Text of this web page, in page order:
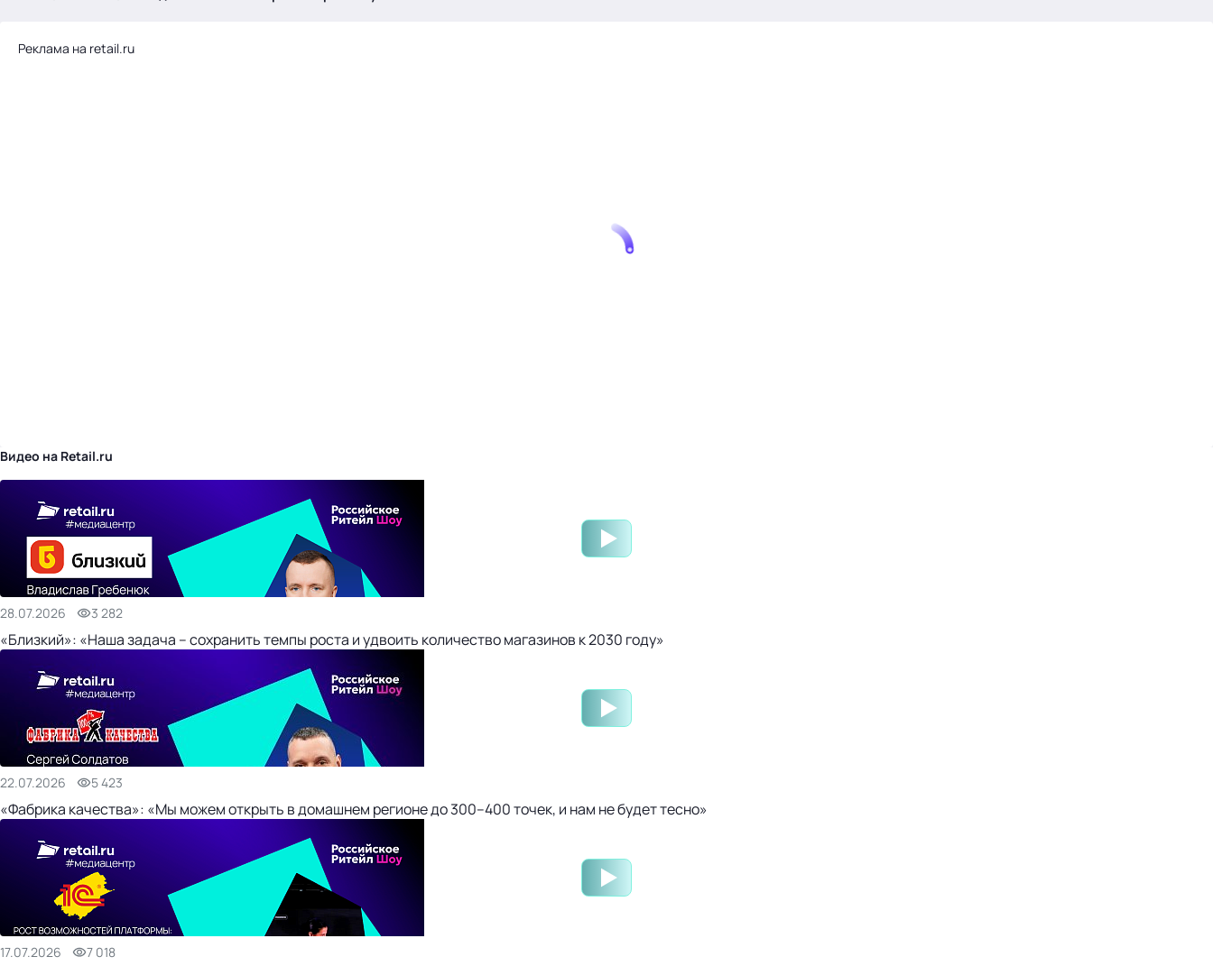
Реклама на retail.ru
Видео на Retail.ru
28.07.2026 3 282
«Близкий»: «Наша задача – сохранить темпы роста и удвоить количество магазинов к 2030 году»
22.07.2026 5 423
«Фабрика качества»: «Мы можем открыть в домашнем регионе до 300–400 точек, и нам не будет тесно»
17.07.2026 7 018